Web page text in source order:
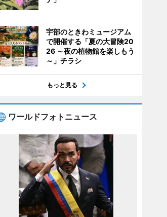
宇部のときわミュージアム
で開催する「夏の大冒険20
26 ～夜の植物館を楽しもう
～」チラシ
もっと見る
ワールドフォトニュース